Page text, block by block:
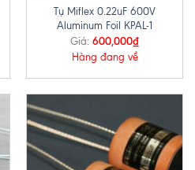
Tụ Miflex 0.22uF 600V
Aluminum Foil KPAL-1
Giá: 600,000₫
Hàng đang về